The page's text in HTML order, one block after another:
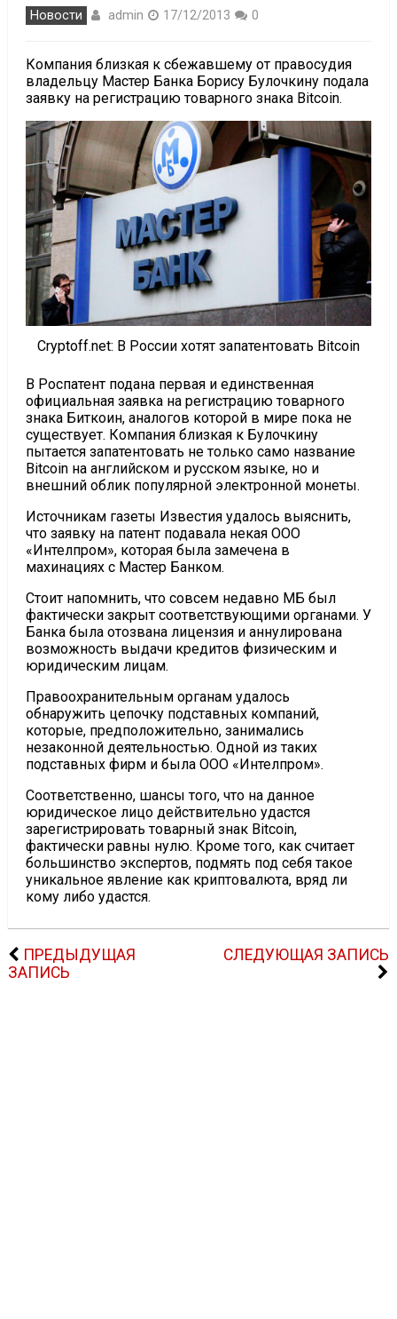
Новости admin 17/12/2013 0
Компания близкая к сбежавшему от правосудия
владельцу Мастер Банка Борису Булочкину подала
заявку на регистрацию товарного знака Bitcoin.
Cryptoff.net: В России хотят запатентовать Bitcoin
В Роспатент подана первая и единственная
официальная заявка на регистрацию товарного
знака Биткоин, аналогов которой в мире пока не
существует. Компания близкая к Булочкину
пытается запатентовать не только само название
Bitcoin на английском и русском языке, но и
внешний облик популярной электронной монеты.
Источникам газеты Известия удалось выяснить,
что заявку на патент подавала некая ООО
«Интелпром», которая была замечена в
махинациях с Мастер Банком.
Стоит напомнить, что совсем недавно МБ был
фактически закрыт соответствующими органами. У
Банка была отозвана лицензия и аннулирована
возможность выдачи кредитов физическим и
юридическим лицам.
Правоохранительным органам удалось
обнаружить цепочку подставных компаний,
которые, предположительно, занимались
незаконной деятельностью. Одной из таких
подставных фирм и была ООО «Интелпром».
Соответственно, шансы того, что на данное
юридическое лицо действительно удастся
зарегистрировать товарный знак Bitcoin,
фактически равны нулю. Кроме того, как считает
большинство экспертов, подмять под себя такое
уникальное явление как криптовалюта, вряд ли
кому либо удастся.
ПРЕДЫДУЩАЯ
ЗАПИСЬ
СЛЕДУЮЩАЯ ЗАПИСЬ